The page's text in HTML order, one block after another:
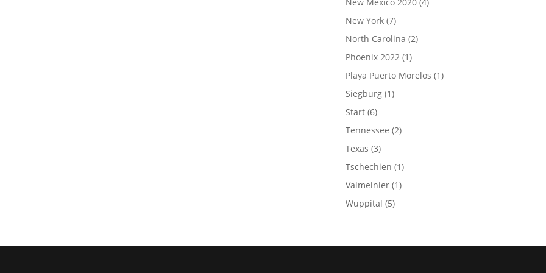
New York (7)
North Carolina (2)
Phoenix 2022 (1)
Playa Puerto Morelos (1)
Siegburg (1)
Start (6)
Tennessee (2)
Texas (3)
Tschechien (1)
Valmeinier (1)
Wuppital (5)